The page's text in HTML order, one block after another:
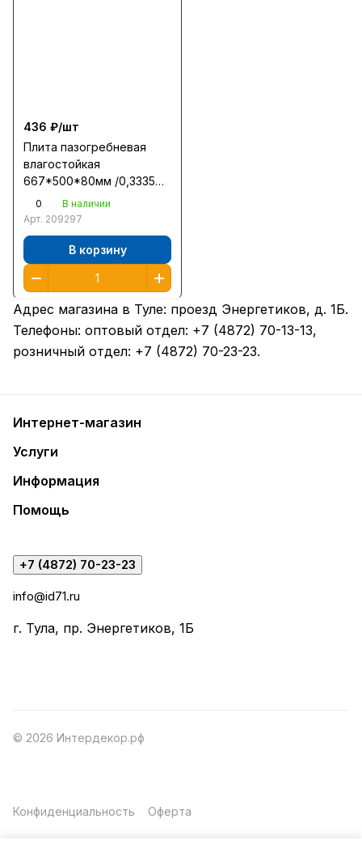
436 ₽/шт
Плита пазогребневая
влагостойкая
667*500*80мм /0,3335м2
/30/
0
В наличии
Арт. 209297
В корзину
Адрес магазина в Туле: проезд Энергетиков, д. 1Б.
Телефоны: оптовый отдел: +7 (4872) 70-13-13,
розничный отдел: +7 (4872) 70-23-23.
Интернет-магазин
Услуги
Информация
Помощь
+7 (4872) 70-23-23
info@id71.ru
г. Тула, пр. Энергетиков, 1Б
© 2026 Интердекор.рф
Конфиденциальность Оферта